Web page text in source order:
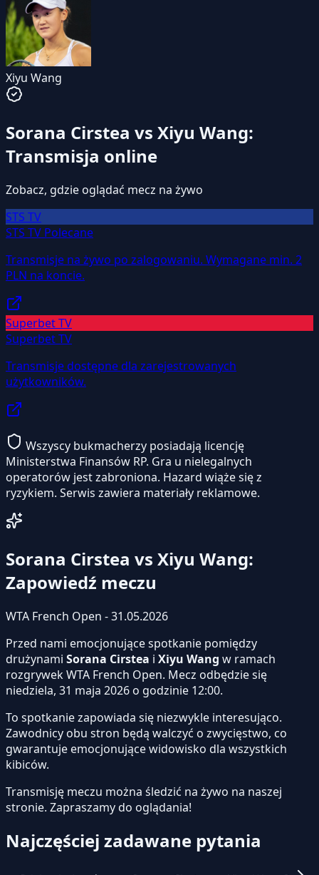
Xiyu Wang
Sorana Cirstea vs Xiyu Wang:
Transmisja online
Zobacz, gdzie oglądać mecz na żywo
STS TV
STS TV Polecane
Transmisje na żywo po zalogowaniu. Wymagane min. 2
PLN na koncie.
Superbet TV
Superbet TV
Transmisje dostępne dla zarejestrowanych
użytkowników.
Wszyscy bukmacherzy posiadają licencję
Ministerstwa Finansów RP. Gra u nielegalnych
operatorów jest zabroniona. Hazard wiąże się z
ryzykiem. Serwis zawiera materiały reklamowe.
Sorana Cirstea vs Xiyu Wang:
Zapowiedź meczu
WTA French Open - 31.05.2026
Przed nami emocjonujące spotkanie pomiędzy
drużynami Sorana Cirstea i Xiyu Wang w ramach
rozgrywek WTA French Open. Mecz odbędzie się
niedziela, 31 maja 2026 o godzinie 12:00.
To spotkanie zapowiada się niezwykle interesująco.
Zawodnicy obu stron będą walczyć o zwycięstwo, co
gwarantuje emocjonujące widowisko dla wszystkich
kibiców.
Transmisję meczu można śledzić na żywo na naszej
stronie. Zapraszamy do oglądania!
Najczęściej zadawane pytania